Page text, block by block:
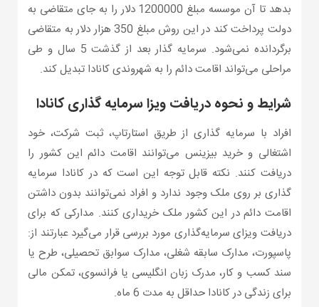
بدهد تا آن موسسه مبلغ 1200000 دلار را به جای متقاضی به
دولت پرداخت کند در این روش مبلغ 350 هزار دلار به متقاضی
برگردانده نمی‌شود. سرمایه گذار بعد از گذشت 5 سال و طی
مراحلی می‌تواند اقامت دائم را به شهروندی کانادا تبدیل کند.
شرایط و نحوه دریافت ویزا سرمایه گذاری کانادا
افراد با سرمایه گذاری از طریق استارتاپ، ثبت شرکت، خود
اشتغالی و خرید بیزینس می‌توانند اقامت دائم این کشور را
دریافت کنند. نکته قابل توجه این است که در کانادا سرمایه
گذاری بر روی ملک وجود ندارد و افراد نمی‌توانند بدون داشتن
اقامت دائم در این کشور ملک خریداری کنند. مدارکی که برای
دریافت ویزای سرمایه‌گذاری مورد بررسی قرار می‌گیرد عبارتند از:
پاسپورت، مدارک سابقه شغلی، مدارک سوابق تحصیلی، طرح یا
سند کسب و کار، مدرک زبان انگلیسی یا فرانسوی، تمکن مالی
برای زندگی در کانادا حداقل به مدت 6 ماه.